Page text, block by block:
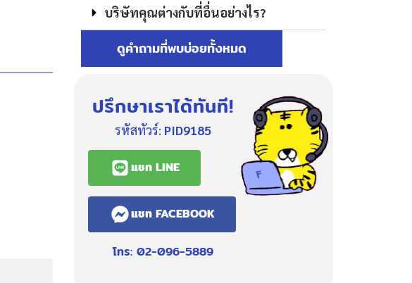
บริษัทคุณต่างกับที่อื่นอย่างไร?
ดูคำถามที่พบบ่อยทั้งหมด
ปรึกษาเราได้ทันที!
รหัสทัวร์: PID9185
แชท LINE
แชท FACEBOOK
โทร: 02-096-5889